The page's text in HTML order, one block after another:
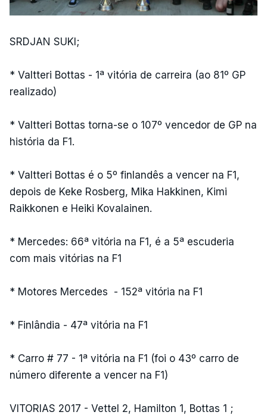
SRDJAN SUKI;
* Valtteri Bottas - 1ª vitória de carreira (ao 81º GP
realizado)
* Valtteri Bottas torna-se o 107º vencedor de GP na
história da F1.
* Valtteri Bottas é o 5º finlandês a vencer na F1,
depois de Keke Rosberg, Mika Hakkinen, Kimi
Raikkonen e Heiki Kovalainen.
* Mercedes: 66ª vitória na F1, é a 5ª escuderia
com mais vitórias na F1
* Motores Mercedes - 152ª vitória na F1
* Finlândia - 47ª vitória na F1
* Carro # 77 - 1ª vitória na F1 (foi o 43º carro de
número diferente a vencer na F1)
VITORIAS 2017 - Vettel 2, Hamilton 1, Bottas 1 ;